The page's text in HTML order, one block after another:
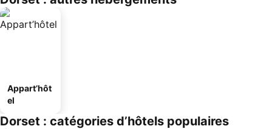
Appart’hôt
el
Dorset : catégories d’hôtels populaires